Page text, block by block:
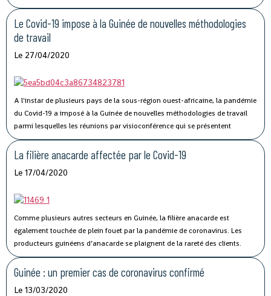
l’Union, qui regroupe la Côte d’Ivoire, la Guinée, le Libéria et la Sierra Leone,
73 personnes ont succombé au Covid-19.
Le Covid-19 impose à la Guinée de nouvelles méthodologies
de travail
Le 27/04/2020
A l'instar de plusieurs pays de la sous-région ouest-africaine, la pandémie
du Covid-19 a imposé à la Guinée de nouvelles méthodologies de travail
parmi lesquelles les réunions par visioconférence qui se présentent
comme un véritable défi technologique pour les autorités guinéennes.
La filière anacarde affectée par le Covid-19
Le 17/04/2020
Comme plusieurs autres secteurs en Guinée, la filière anacarde est
également touchée de plein fouet par la pandémie de coronavirus. Les
producteurs guinéens d’anacarde se plaignent de la rareté des clients.
Lancée le 02 avril dernier, par le ministère du Commerce, la campagne de
commercialisation de l’anacarde n’a pas connu son affluence habituelle à
cause de la crise sanitaire qui secoue le monde.
Guinée : un premier cas de coronavirus confirmé
Le 13/03/2020